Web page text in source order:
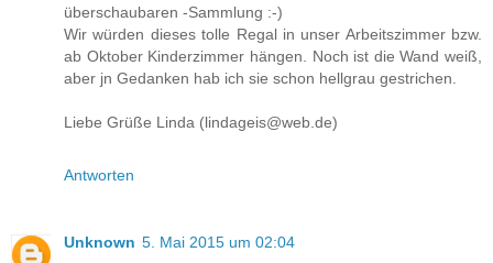
überschaubaren -Sammlung :-)
Wir würden dieses tolle Regal in unser Arbeitszimmer bzw.
ab Oktober Kinderzimmer hängen. Noch ist die Wand weiß,
aber jn Gedanken hab ich sie schon hellgrau gestrichen.
Liebe Grüße Linda (lindageis@web.de)
Antworten
Unknown 5. Mai 2015 um 02:04